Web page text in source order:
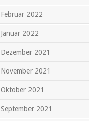
Februar 2022
Januar 2022
Dezember 2021
November 2021
Oktober 2021
September 2021